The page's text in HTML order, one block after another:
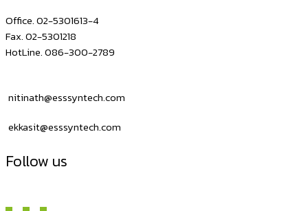
Office. 02-5301613-4
Fax. 02-5301218
HotLine. 086-300-2789
nitinath@esssyntech.com
ekkasit@esssyntech.com
Follow us